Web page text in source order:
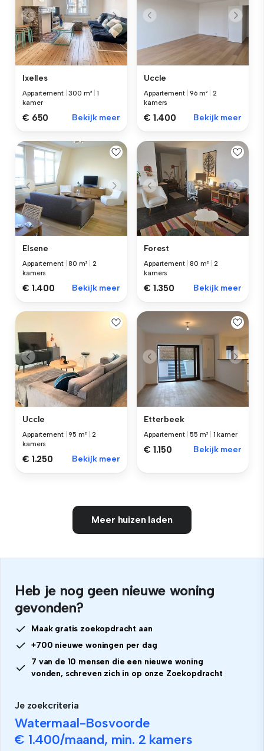
Ixelles
Appartement |300 m² |1
kamer
€ 650 Bekijk meer
Uccle
Appartement |96 m²
2
kamers
€ 1.400 Bekijk meer
Elsene
Appartement |80 m²
2
kamers
€ 1.400 Bekijk meer
Forest
Appartement |80 m²
2
kamers
€ 1.350 Bekijk meer
Uccle
Appartement |95 m²
2
kamers
€ 1.250 Bekijk meer
Etterbeek
Appartement |55 m² 1 kamer
€ 1.150 Bekijk meer
Meer huizen laden
Heb je nog geen nieuwe woning
gevonden?
Maak gratis zoekopdracht aan
+700 nieuwe woningen per dag
7 van de 10 mensen die een nieuwe woning
vonden, schreven zich in op onze Zoekopdracht
Je zoekcriteria
Watermaal-Bosvoorde
€ 1.400/maand, min. 2 kamers